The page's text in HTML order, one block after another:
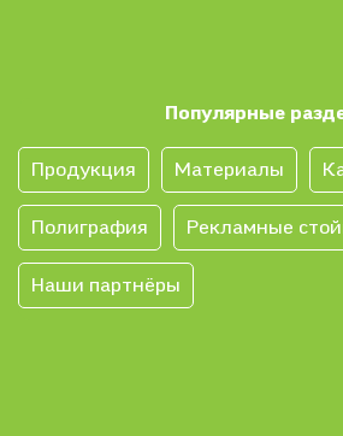
Популярные
Продукция Материалы
Полиграфия Рекламные
Наши партнёры